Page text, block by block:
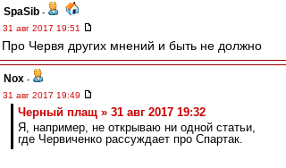
SpaSib -
31 авг 2017 19:51
Про Червя других мнений и быть не должно
Nox -
31 авг 2017 19:49
Черный плащ » 31 авг 2017 19:32
Я, например, не открываю ни одной статьи,
где Червиченко рассуждает про Спартак.